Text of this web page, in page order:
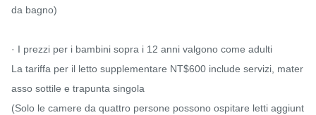
da bagno)
· I prezzi per i bambini sopra i 12 anni valgono come adulti
La tariffa per il letto supplementare NT$600 include servizi, mater
asso sottile e trapunta singola
(Solo le camere da quattro persone possono ospitare letti aggiunt